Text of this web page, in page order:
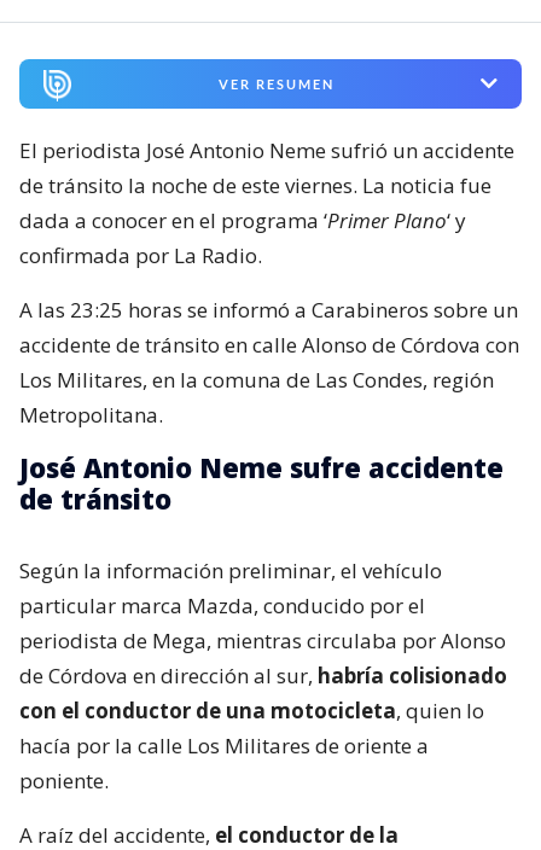
VER RESUMEN
El periodista José Antonio Neme sufrió un accidente
de tránsito la noche de este viernes. La noticia fue
dada a conocer en el programa ‘Primer Plano‘ y
confirmada por La Radio.
A las 23:25 horas se informó a Carabineros sobre un
accidente de tránsito en calle Alonso de Córdova con
Los Militares, en la comuna de Las Condes, región
Metropolitana.
José Antonio Neme sufre accidente
de tránsito
Según la información preliminar, el vehículo
particular marca Mazda, conducido por el
periodista de Mega, mientras circulaba por Alonso
de Córdova en dirección al sur, habría colisionado
con el conductor de una motocicleta, quien lo
hacía por la calle Los Militares de oriente a
poniente.
A raíz del accidente, el conductor de la